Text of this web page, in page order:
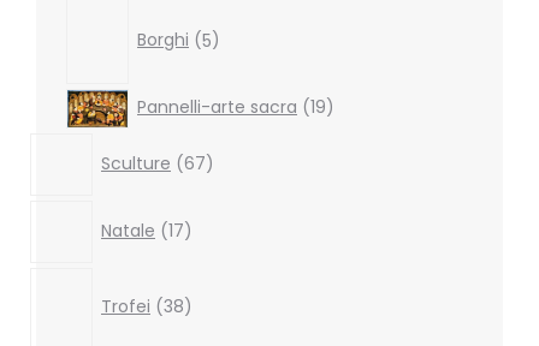
Borghi 5products
Pannelli-arte sacra 1919
Sculture 67products
Natale 17products
Trofei 38products